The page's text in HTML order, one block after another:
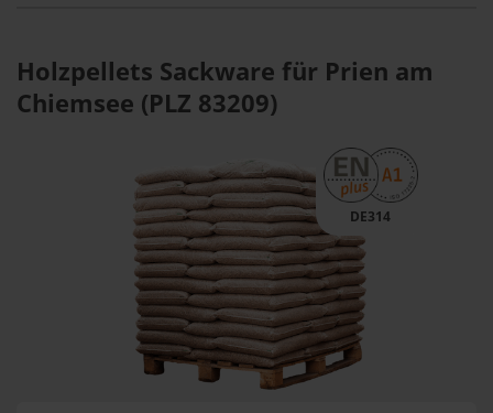
Holzpellets Sackware für Prien am
Chiemsee (PLZ 83209)
DE314